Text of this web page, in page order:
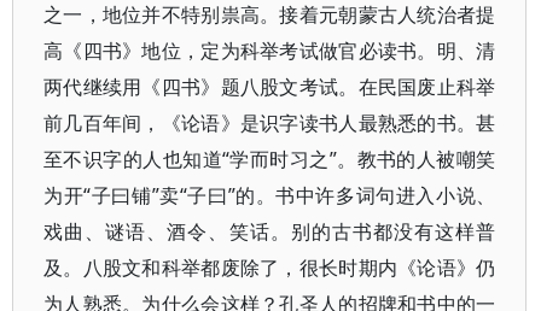
之一，地位并不特别祟高。接着元朝蒙古人统治者提
高《四书》地位，定为科举考试做官必读书。明、清
两代继续用《四书》题八股文考试。在民国废止科举
前几百年间，《论语》是识字读书人最熟悉的书。甚
至不识字的人也知道“学而时习之”。教书的人被嘲笑
为开“子曰铺”卖“子曰”的。书中许多词句进入小说、
戏曲、谜语、酒令、笑话。别的古书都没有这样普
及。八股文和科举都废除了，很长时期内《论语》仍
为人熟悉。为什么会这样？孔圣人的招牌和书中的一